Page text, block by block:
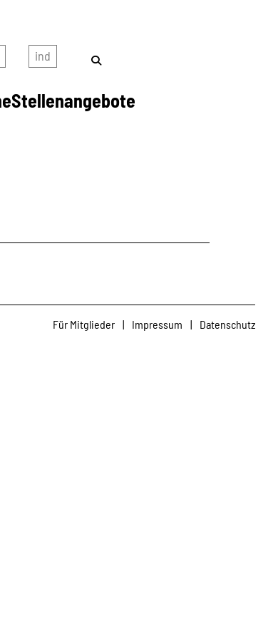
Stellenangebote
Für Mitglieder | Impressum | Datenschutz